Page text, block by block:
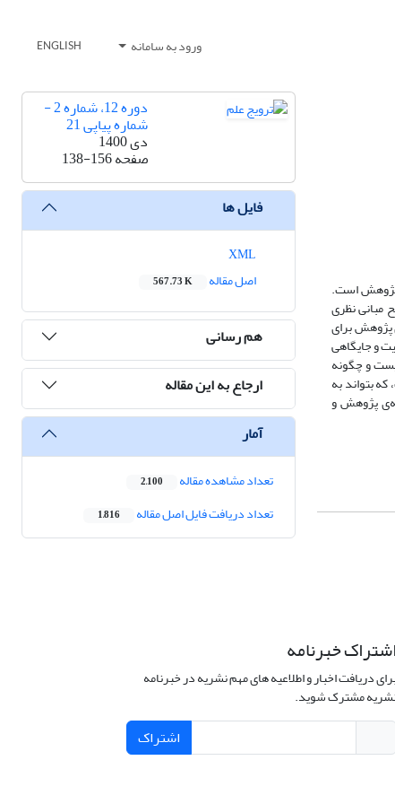
ورود به سامانه ENGLISH
پژوهش است.
مبانی نظری
پژوهش برای
و جایگاهی
و چگونه
بتواند به
پژوهش و
دوره 12، شماره 2 -
شماره پیاپی 21
دی 1400
صفحه138-156
فایل ها
اصل مقاله
567.73 K
هم رسانی
ارجاع به این مقاله
آمار
تعداد مشاهده مقاله 2,100
تعداد دریافت فایل اصل مقاله 1,816
اشتراک خبرنامه
دریافت اخبار و اطلاعیه های مهم نشریه در خبرنامه
مشترک شوید.
اشتراک